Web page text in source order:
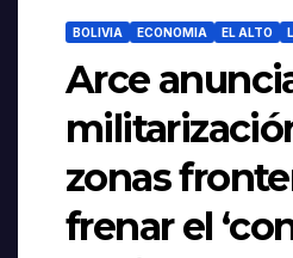
BOLIVIA ECONOMIA EL ALTO
Arce
zonas
frenar el